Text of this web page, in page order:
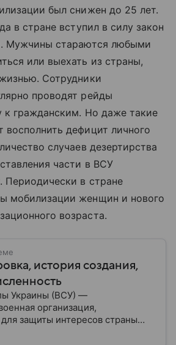
был снижен до 25 лет.
в стране вступил в силу закон
Мужчины стараются любыми
или выехать из страны,
Сотрудники
проводят рейды
к гражданским. Но даже такие
дефицит личного
случаев дезертирства
части в ВСУ
Периодически в стране
мобилизации женщин и нового
возраста.
история создания,
Украины (ВСУ) —
организация,
защиты интересов страны
создана после